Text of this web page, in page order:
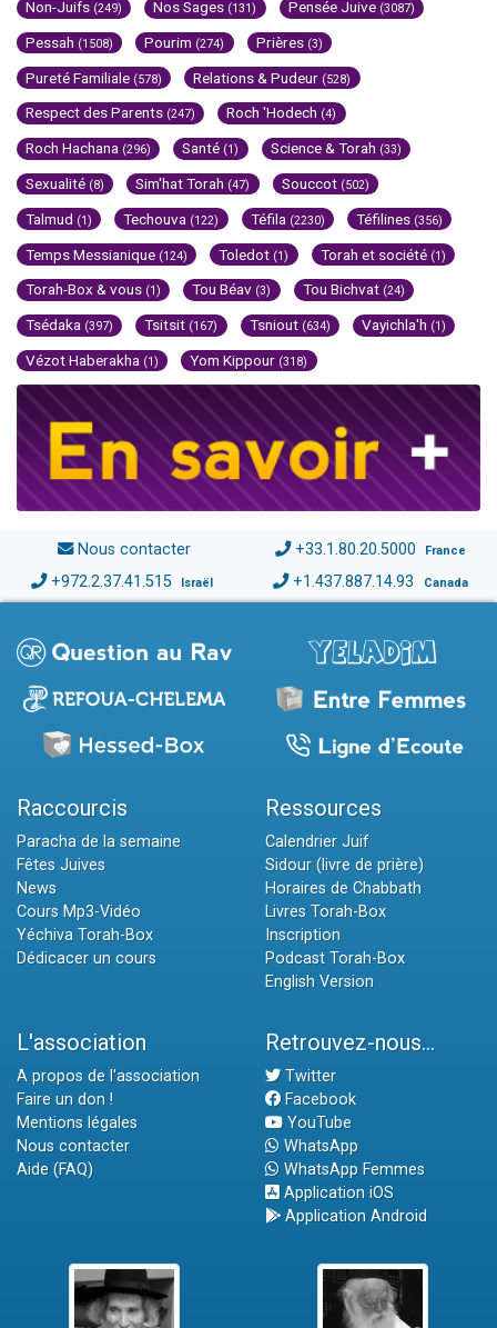
Non-Juifs (249) Nos Sages (131) Pensée Juive (3087)
Pessah (1508) Pourim (274) Prières (3)
Pureté Familiale (578) Relations & Pudeur (528)
Respect des Parents (247) Roch 'Hodech (4)
Roch Hachana (296) Santé (1) Science & Torah (33)
Sexualité (8) Sim'hat Torah (47) Souccot (502)
Talmud (1) Techouva (122) Téfila (2230) Téfilines (356)
Temps Messianique (124) Toledot (1) Torah et société (1)
Torah-Box & vous (1) Tou Béav (3) Tou Bichvat (24)
Tsédaka (397) Tsitsit (167) Tsniout (634) Vayichla'h (1)
Vézot Haberakha (1) Yom Kippour (318)
Nous contacter +33.1.80.20.5000 France
+972.2.37.41.515 Israël +1.437.887.14.93 Canada
Raccourcis
Paracha de la semaine
Fêtes Juives
News
Cours Mp3-Vidéo
Yéchiva Torah-Box
Dédicacer un cours
Ressources
Calendrier Juif
Sidour (livre de prière)
Horaires de Chabbath
Livres Torah-Box
Inscription
Podcast Torah-Box
English Version
L'association
A propos de l'association
Faire un don !
Mentions légales
Nous contacter
Aide (FAQ)
Retrouvez-nous...
Twitter
Facebook
YouTube
WhatsApp
WhatsApp Femmes
Application iOS
Application Android